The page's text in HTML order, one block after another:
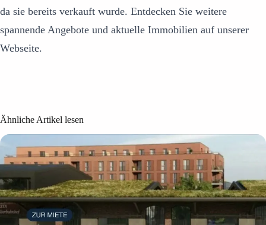
da sie bereits verkauft wurde. Entdecken Sie weitere
spannende Angebote und aktuelle Immobilien auf unserer
Webseite.
Ähnliche Artikel lesen